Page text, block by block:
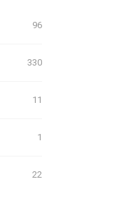
96
330
11
1
22